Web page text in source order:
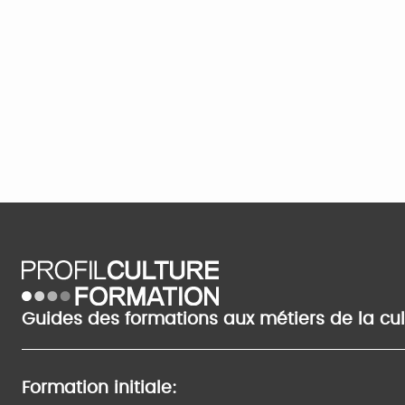
Guides des formations aux métiers de la
Formation initiale: